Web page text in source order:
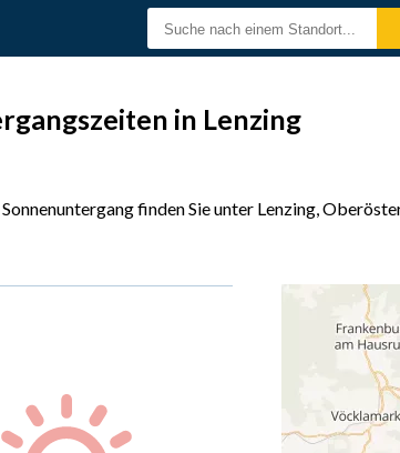
in Lenzing
finden Sie unter Lenzing,